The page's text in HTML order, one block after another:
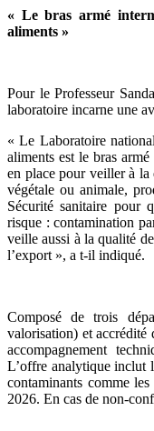
« Le bras armé
aliments »
Pour le Professeur
laboratoire incarne une
« Le Laboratoire
aliments est le bras
en place pour veiller à la
végétale ou animale,
Sécurité sanitaire pour
risque : contamination
veille aussi à la qualité
l’export », a t-il indiqué.
Composé de trois
valorisation) et
accompagnement
L’offre analytique inclut
contaminants comme
2026. En cas de non-